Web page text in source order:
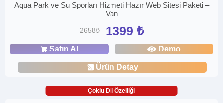
Aqua Park ve Su Sporları Hizmeti Hazır Web Sitesi Paketi –
Van
2658₺ 1399 ₺
Satın Al Demo
Ürün Detay
Çoklu Dil Özelliği